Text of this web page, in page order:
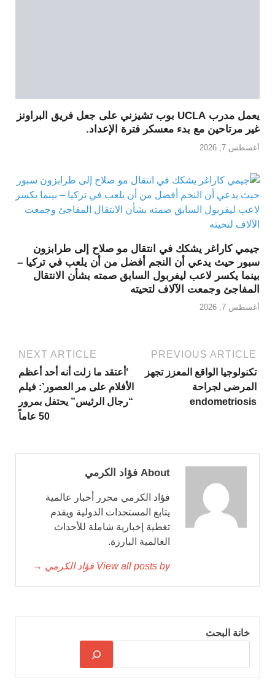
يعمل مدرب UCLA بوب تشيزني على جعل فريق البراونز
غير مرتاحين مع بدء معسكر فترة الإعداد.
أغسطس 7, 2026
جيمي كاراغر يشكك في انتقال مو صلاح إلى طرابزون
سبور حيث يدعي أن النجم أفضل من أن يلعب في تركيا –
بينما يكسر لاعب ليفربول السابق صمته بشأن الانتقال
المفاجئ وجمعت الآلاف لتحيته
أغسطس 7, 2026
PREVIOUS ARTICLE
تكنولوجيا الواقع المعزز تجهز
المرضى لجراحة
endometriosis
NEXT ARTICLE
‘أعتقد ما زلت أنه أحد أعظم
الأفلام على مر العصور’: فيلم
“رجال الرئيس” يحتفل بمرور
50 عاماً
About فؤاد الكرمي
فؤاد الكرمي محرر أخبار عالمية
يتابع المستجدات الدولية ويقدم
تغطية إخبارية شاملة للأحداث
العالمية البارزة.
View all posts by فؤاد الكرمي →
خانة البحث